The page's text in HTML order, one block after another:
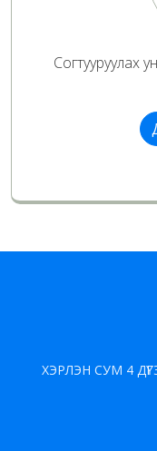
Согтууруулах
ХЭРЛЭН СУМ 4